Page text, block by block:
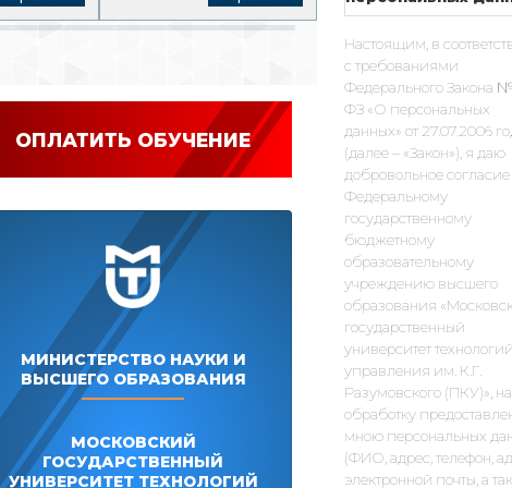
ОПЛАТИТЬ ОБУЧЕНИЕ
МИНИСТЕРСТВО НАУКИ И
ВЫСШЕГО ОБРАЗОВАНИЯ
МОСКОВСКИЙ
ГОСУДАРСТВЕННЫЙ
УНИВЕРСИТЕТ ТЕХНОЛОГИЙ
Настоящим, в
с требованиями
Федерального Закона
ФЗ «О персональных
данных» от 27.07.2006
(далее – «Закон»), я даю
добровольное согласие
Федеральному
государственному
бюджетному
образовательному
учреждению высшего
образования
государственный
университет
управления им. К.Г.
Разумовского (ПКУ)», на
обработку
мною персональных
(ФИО, адрес, телефон,
электронной почты, а